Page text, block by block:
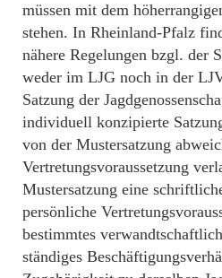
müssen mit dem
stehen. In Rheinland-Pfalz
nähere Regelungen bzgl. der
weder im LJG noch in der
Satzung der
individuell konzipierte
von der Mustersatzung
Vertretungsvoraussetzung
Mustersatzung eine
persönliche
bestimmtes
ständiges